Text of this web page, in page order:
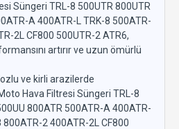
Süngeri TRL-8 500UTR 800UTR
A 400ATR-L TRK-8 500ATR-
2L CF800 500UTR-2 ATR6,
artırır ve uzun ömürlü
ve kirli arazilerde
Hava Filtresi Süngeri TRL-8
800ATR 500ATR-A 400ATR-
800ATR-2 400ATR-2L CF800